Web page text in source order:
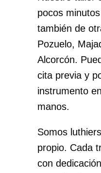
pocos
también de
Pozuelo,
Alcorcón.
cita previa y
instrumento
manos.
Somos
propio. Cada
con